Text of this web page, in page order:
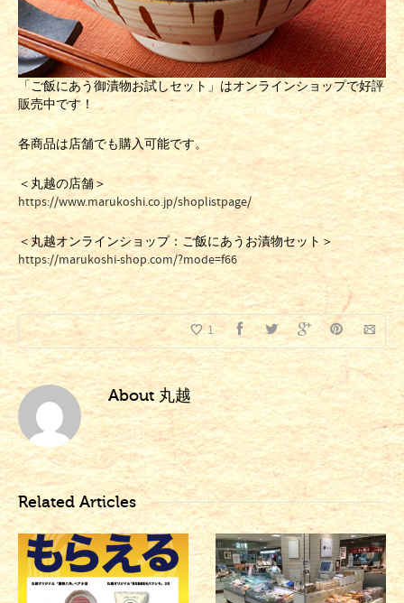
「ご飯にあう御漬物お試しセット」はオンラインショップで好評
販売中です！
各商品は店舗でも購入可能です。
＜丸越の店舗＞
https://www.marukoshi.co.jp/shoplistpage/
＜丸越オンラインショップ：ご飯にあうお漬物セット＞
https://marukoshi-shop.com/?mode=f66
1
About丸越
Related Articles